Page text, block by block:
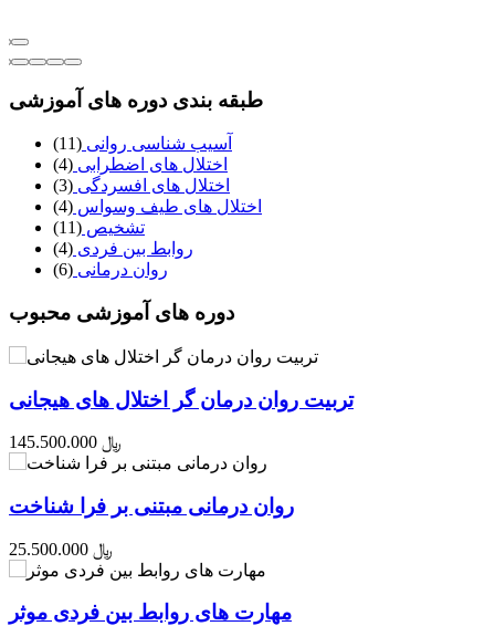
طبقه بندی دوره های آموزشی
آسیب شناسی روانی (11)
اختلال های اضطرابی (4)
اختلال های افسردگی (3)
اختلال های طیف وسواس (4)
تشخیص (11)
روابط بین فردی (4)
روان درمانی (6)
دوره های آموزشی محبوب
تربیت روان درمان گر اختلال های هیجانی
145.500.000 ﷼
روان درمانی مبتنی بر فرا شناخت
25.500.000 ﷼
مهارت های روابط بین فردی موثر